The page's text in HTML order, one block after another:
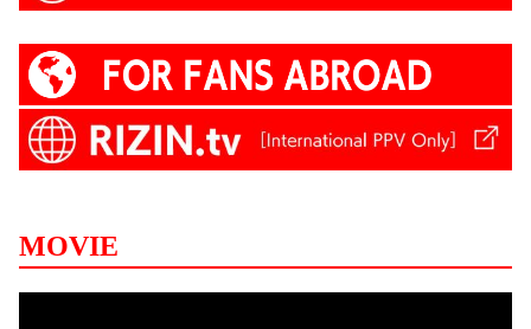
MOVIE